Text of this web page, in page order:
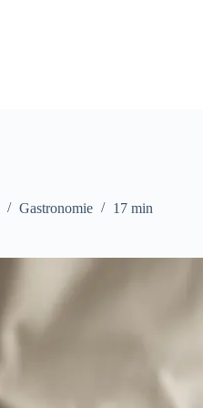
Gastronomie 17 min